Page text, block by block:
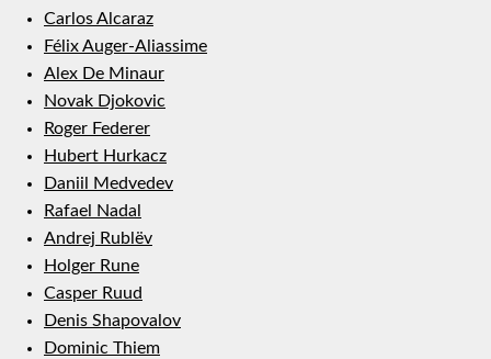
Carlos Alcaraz
Félix Auger-Aliassime
Alex De Minaur
Novak Djokovic
Roger Federer
Hubert Hurkacz
Daniil Medvedev
Rafael Nadal
Andrej Rublëv
Holger Rune
Casper Ruud
Denis Shapovalov
Dominic Thiem